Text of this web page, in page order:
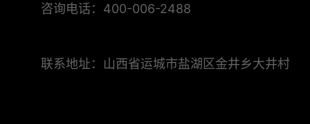
咨询电话：400-006-2488
联系地址：山西省运城市盐湖区金井乡大井村